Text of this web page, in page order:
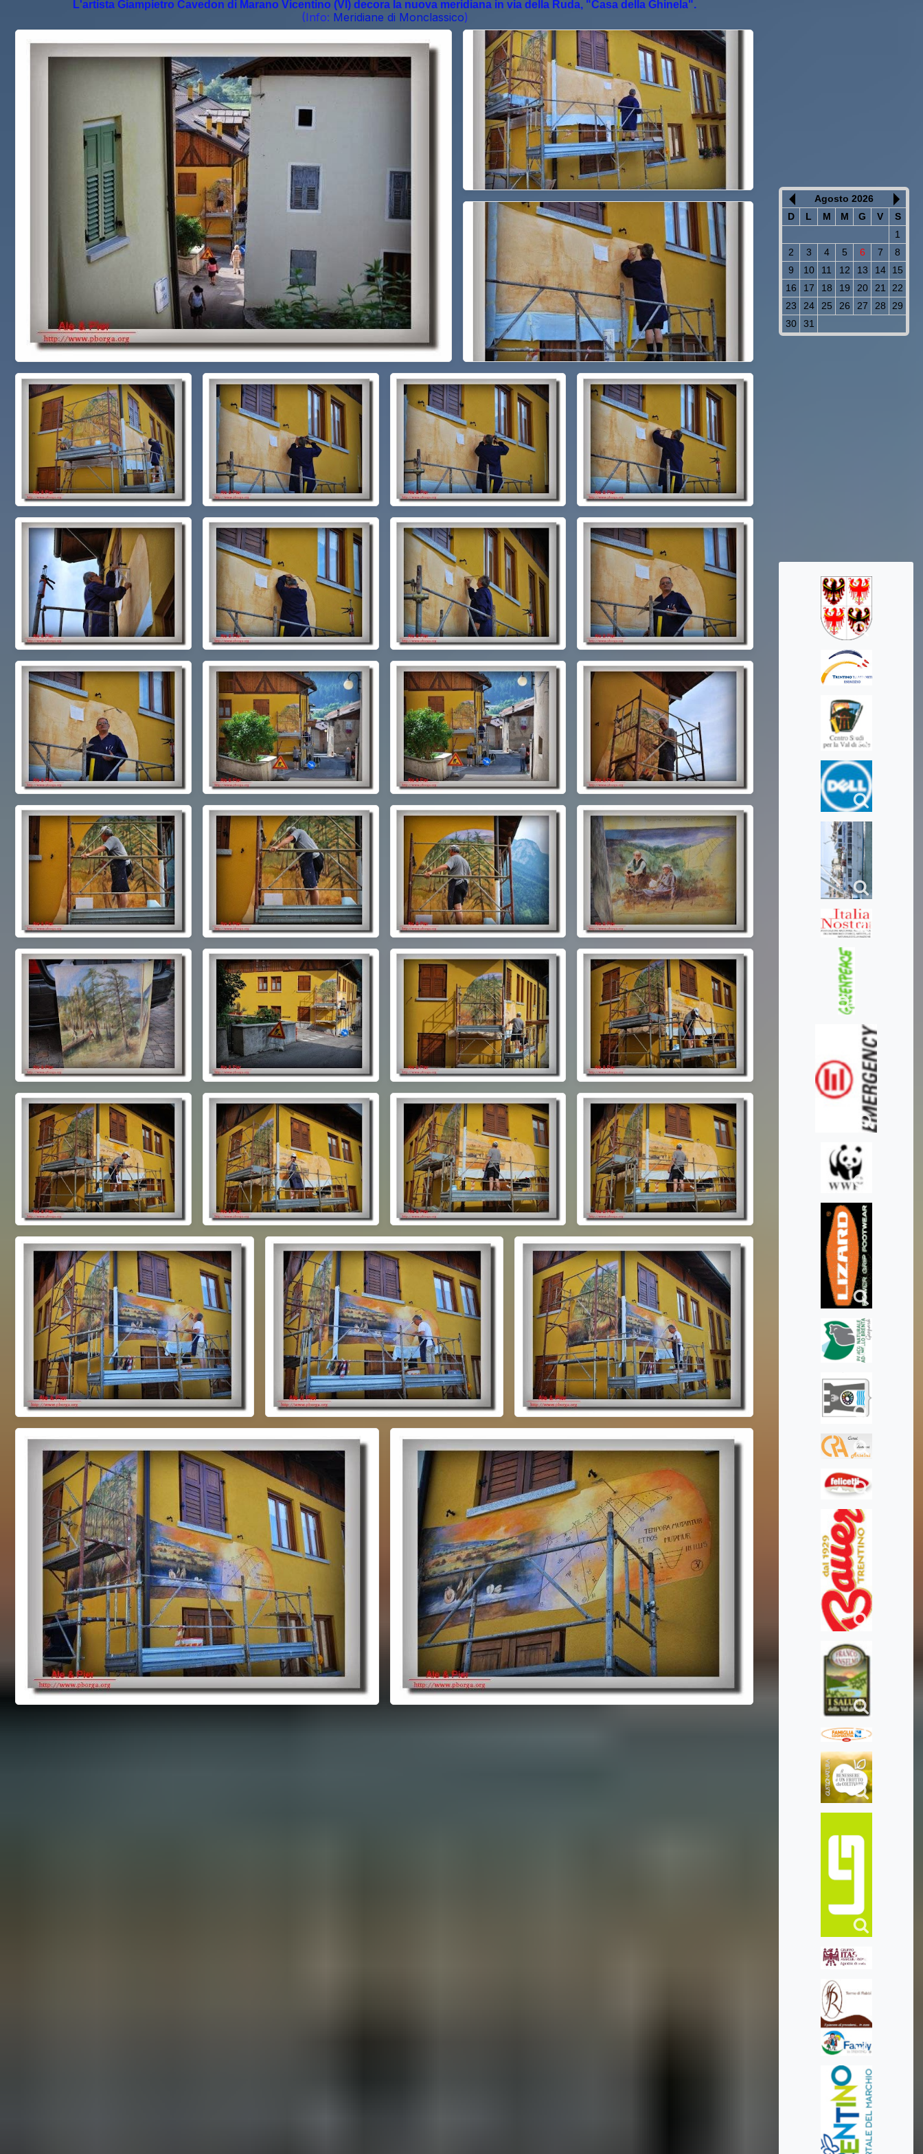
L'artista Giampietro Cavedon di Marano Vicentino (VI) decora la nuova meridiana in via della Ruda, "Casa della Ghinela".
(Info: Meridiane di Monclassico)
Agosto 2026
D
L M M G V
S
1
2
3 4 5 6 7
8
9
10 11 12 13 14
15
16
17 18 19 20 21
22
23
24 25 26 27 28
29
30
31